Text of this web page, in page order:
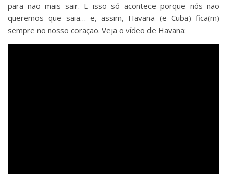
para não mais sair. E isso só acontece porque nós não
queremos que saia… e, assim, Havana (e Cuba) fica(m)
sempre no nosso coração. Veja o vídeo de Havana: